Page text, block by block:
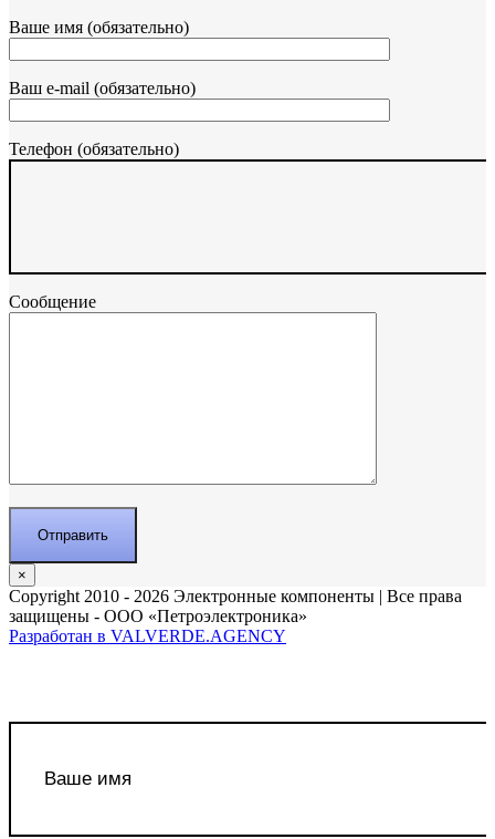
Ваше имя (обязательно)
Ваш e-mail (обязательно)
Телефон (обязательно)
Сообщение
×
Copyright 2010 - 2026 Электронные компоненты | Все права
защищены - ООО «Петроэлектроника»
Разработан в VALVERDE.AGENCY